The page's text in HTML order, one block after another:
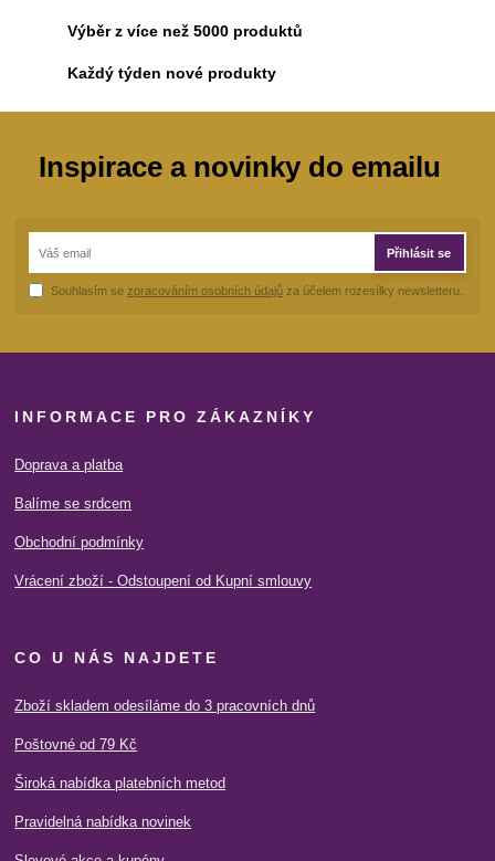
Výběr z více než 5000 produktů
Každý týden nové produkty
Inspirace a novinky do emailu
Přihlásit se
Souhlasím se zpracováním osobních údajů za účelem rozesílky newsletteru.
INFORMACE PRO ZÁKAZNÍKY
Doprava a platba
Balíme se srdcem
Obchodní podmínky
Vrácení zboží - Odstoupení od Kupní smlouvy
CO U NÁS NAJDETE
Zboží skladem odesíláme do 3 pracovních dnů
Poštovné od 79 Kč
Široká nabídka platebních metod
Pravidelná nabídka novinek